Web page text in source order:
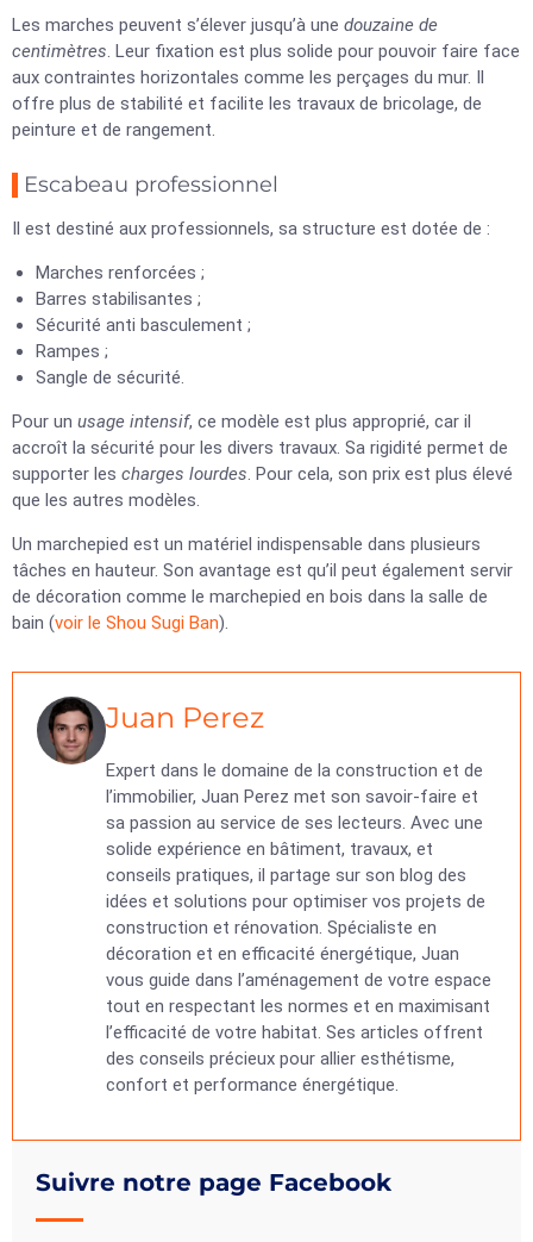
Suivre notre page Facebook
Les marches peuvent s’élever jusqu’à une douzaine de
centimètres. Leur fixation est plus solide pour pouvoir faire face
aux contraintes horizontales comme les perçages du mur. Il
offre plus de stabilité et facilite les travaux de bricolage, de
peinture et de rangement.
Escabeau professionnel
Il est destiné aux professionnels, sa structure est dotée de :
Marches renforcées ;
Barres stabilisantes ;
Sécurité anti basculement ;
Rampes ;
Sangle de sécurité.
Pour un usage intensif, ce modèle est plus approprié, car il
accroît la sécurité pour les divers travaux. Sa rigidité permet de
supporter les charges lourdes. Pour cela, son prix est plus élevé
que les autres modèles.
Un marchepied est un matériel indispensable dans plusieurs
tâches en hauteur. Son avantage est qu’il peut également servir
de décoration comme le marchepied en bois dans la salle de
bain (voir le Shou Sugi Ban).
Juan Perez
Expert dans le domaine de la construction et de
l’immobilier, Juan Perez met son savoir-faire et
sa passion au service de ses lecteurs. Avec une
solide expérience en bâtiment, travaux, et
conseils pratiques, il partage sur son blog des
idées et solutions pour optimiser vos projets de
construction et rénovation. Spécialiste en
décoration et en efficacité énergétique, Juan
vous guide dans l’aménagement de votre espace
tout en respectant les normes et en maximisant
l’efficacité de votre habitat. Ses articles offrent
des conseils précieux pour allier esthétisme,
confort et performance énergétique.